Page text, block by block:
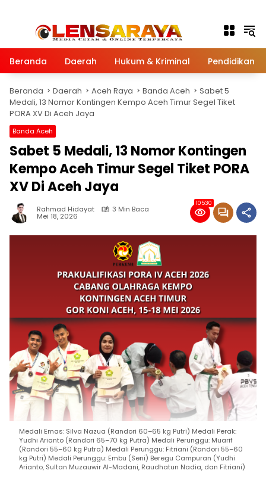
Beranda Daerah Hukum & Kriminal Pendidikan
Beranda Daerah Aceh Raya Banda Aceh
Sabet 5
Medali, 13 Nomor Kontingen Kempo Aceh Timur Segel Tiket
PORA XV Di Aceh Jaya
Banda Aceh
Sabet 5 Medali, 13 Nomor Kontingen
Kempo Aceh Timur Segel Tiket PORA
XV Di Aceh Jaya
Rahmad Hidayat 3 Min Baca
Mei 18, 2026
10530
Medali Emas: Silva Nazua (Randori 60–65 kg Putri) Medali Perak:
Yudhi Arianto (Randori 65–70 kg Putra) Medali Perunggu: Muarif
(Randori 55–60 kg Putra) Medali Perunggu: Fitriani (Randori 55–60
kg Putri) Medali Perunggu: Embu (Seni) Beregu Campuran (Yudhi
Arianto, Sultan Muzauwir Al-Madani, Raudhatun Nadia, dan Fitriani)